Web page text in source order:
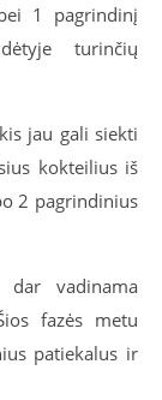
1 pagrindinį
turinčių
jau gali siekti
kokteilius iš
2 pagrindinius
vadinama
fazės metu
patiekalus ir